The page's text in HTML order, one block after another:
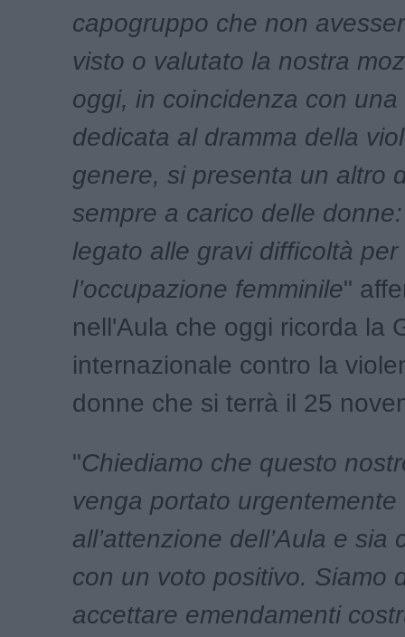
capogruppo che non
visto o valutato la nostra
oggi, in coincidenza con
dedicata al dramma della
genere, si presenta un altro
sempre a carico delle
legato alle gravi difficoltà per
l’occupazione femminile"
nell'Aula che oggi ricorda la
internazionale contro la
donne che si terrà il 25
"Chiediamo che questo
venga portato urgentemente
all’attenzione dell’Aula e sia
con un voto positivo. Siamo
accettare emendamenti